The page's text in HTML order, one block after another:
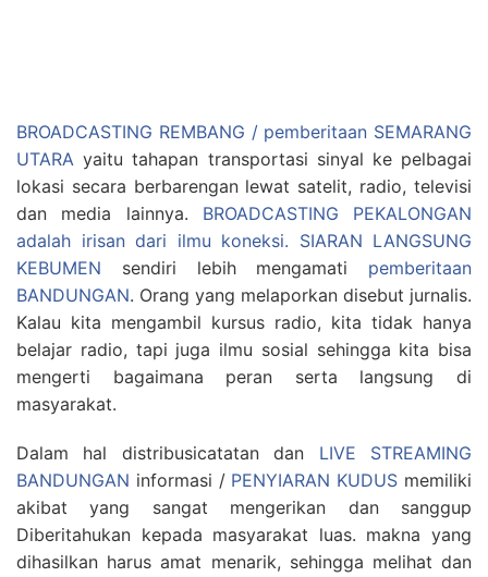
BROADCASTING REMBANG / pemberitaan SEMARANG
UTARA yaitu tahapan transportasi sinyal ke pelbagai
lokasi secara berbarengan lewat satelit, radio, televisi
dan media lainnya. BROADCASTING PEKALONGAN
adalah irisan dari ilmu koneksi. SIARAN LANGSUNG
KEBUMEN sendiri lebih mengamati pemberitaan
BANDUNGAN. Orang yang melaporkan disebut jurnalis.
Kalau kita mengambil kursus radio, kita tidak hanya
belajar radio, tapi juga ilmu sosial sehingga kita bisa
mengerti bagaimana peran serta langsung di
masyarakat.
Dalam hal distribusicatatan dan LIVE STREAMING
BANDUNGAN informasi / PENYIARAN KUDUS memiliki
akibat yang sangat mengerikan dan sanggup
Diberitahukan kepada masyarakat luas. makna yang
dihasilkan harus amat menarik, sehingga melihat dan